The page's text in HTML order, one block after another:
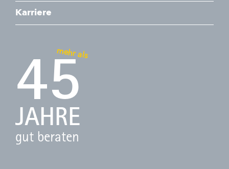
Karriere
mehr als
45
JAHRE
gut beraten